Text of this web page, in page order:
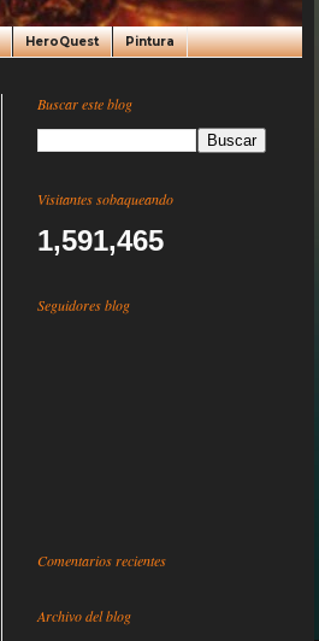
HeroQuest Pintura
Buscar este blog
Visitantes sobaqueando
1,591,465
Seguidores blog
Comentarios recientes
Archivo del blog